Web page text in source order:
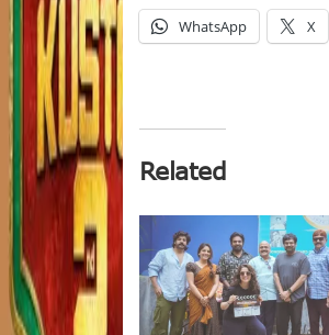
WhatsApp X
Related